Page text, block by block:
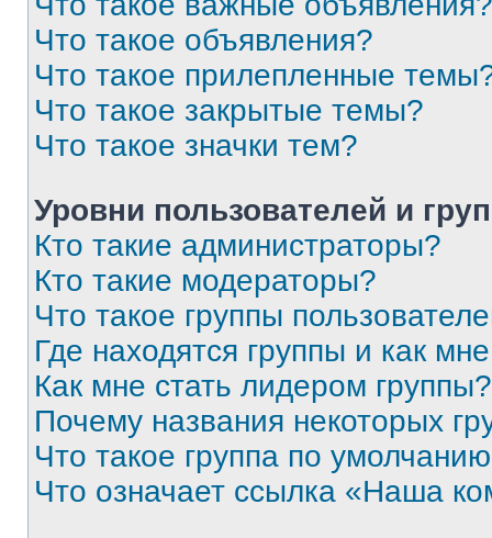
Что такое объявления?
Что такое прилепленные
Что такое закрытые темы?
Что такое значки тем?
Уровни пользователей и
Кто такие администраторы?
Кто такие модераторы?
Что такое группы
Где находятся группы и как
Как мне стать лидером группы?
Почему названия некоторых
Что такое группа по
Что означает ссылка «Наша